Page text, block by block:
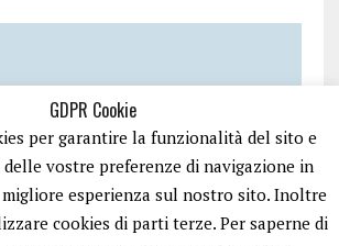
GDPR Cookie
per garantire la funzionalità del sito e
vostre preferenze di navigazione in
esperienza sul nostro sito. Inoltre
cookies di parti terze. Per saperne di